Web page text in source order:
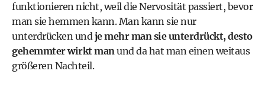
funktionieren nicht, weil die Nervosität passiert, bevor
man sie hemmen kann. Man kann sie nur
unterdrücken undje mehr man sie unterdrückt, desto
gehemmter wirkt manund da hat man einen weitaus
größeren Nachteil.